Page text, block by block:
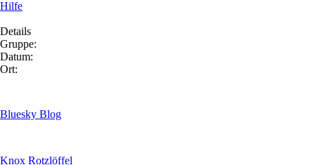
Hilfe
Details
Gruppe:
Datum:
Ort:
Bluesky Blog
Knox Rotzlöffel